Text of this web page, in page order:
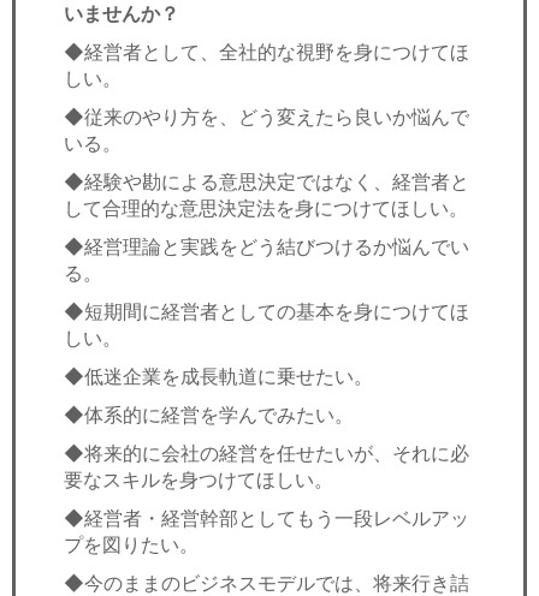
飲食店情報
いませんか？
◆経営者として、全社的な視野を身につけてほ
しい。
◆従来のやり方を、どう変えたら良いか悩んで
いる。
◆経験や勘による意思決定ではなく、経営者と
して合理的な意思決定法を身につけてほしい。
◆経営理論と実践をどう結びつけるか悩んでい
る。
◆短期間に経営者としての基本を身につけてほ
しい。
◆低迷企業を成長軌道に乗せたい。
◆体系的に経営を学んでみたい。
◆将来的に会社の経営を任せたいが、それに必
要なスキルを身つけてほしい。
◆経営者・経営幹部としてもう一段レベルアッ
プを図りたい。
◆今のままのビジネスモデルでは、将来行き詰